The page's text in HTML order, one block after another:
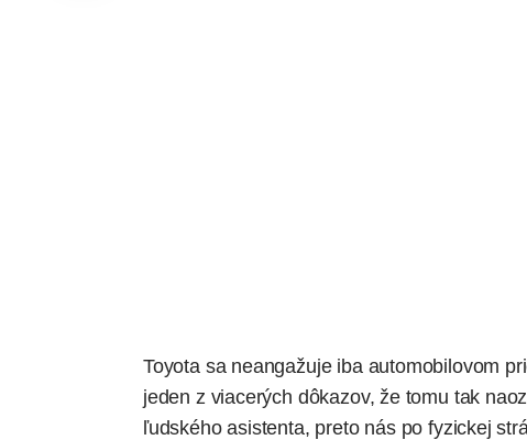
Toyota sa neangažuje iba automobilovom
jeden z viacerých dôkazov, že tomu tak
ľudského asistenta, preto nás po fyzickej